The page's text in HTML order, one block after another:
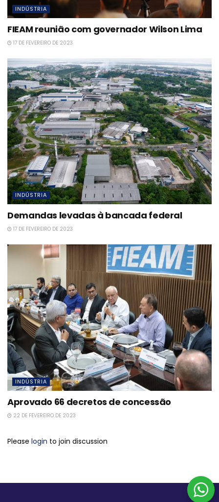
INDÚSTRIA
FIEAM reunião com governador Wilson Lima
17 DE FEVEREIRO DE 2023
INDÚSTRIA
Demandas levadas à bancada federal
17 DE FEVEREIRO DE 2023
INDÚSTRIA
Aprovado 66 decretos de concessão
22 DE FEVEREIRO DE 2023
Please login to join discussion